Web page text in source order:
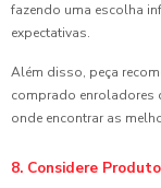
fazendo uma escolha
expectativas.
Além disso, peça
comprado enroladores
onde encontrar as
8. Considere